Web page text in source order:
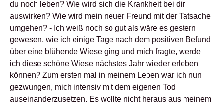
du noch leben? Wie wird sich die Krankheit bei dir
auswirken? Wie wird mein neuer Freund mit der Tatsache
umgehen? - Ich weiß noch so gut als wäre es gestern
gewesen, wie ich einige Tage nach dem positiven Befund
über eine blühende Wiese ging und mich fragte, werde
ich diese schöne Wiese nächstes Jahr wieder erleben
können? Zum ersten mal in meinem Leben war ich nun
gezwungen, mich intensiv mit dem eigenen Tod
auseinanderzusetzen. Es wollte nicht heraus aus meinem